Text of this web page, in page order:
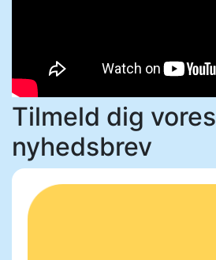
Tilmeld dig vores
nyhedsbrev